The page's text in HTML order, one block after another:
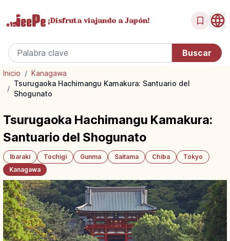
¡Disfrutaviajando a Japón!
Inicio / Kanagawa
/
Tsurugaoka Hachimangu Kamakura: Santuario del
Shogunato
Tsurugaoka Hachimangu Kamakura:
Santuario del Shogunato
Ibaraki Tochigi Gunma Saitama Chiba
Tokyo
Kanagawa